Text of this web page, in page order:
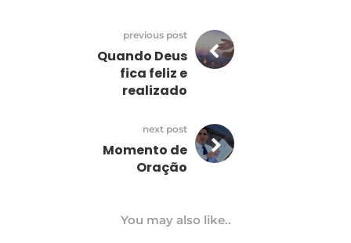
previous post
Quando Deus
fica feliz e
realizado
next post
Momento de
Oração
You may also like..